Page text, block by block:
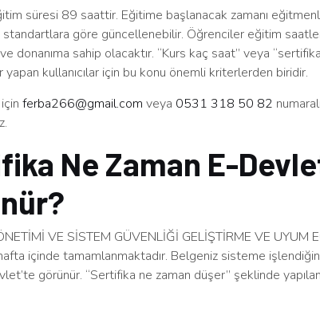
süresi 89 saattir. Eğitime başlanacak zamanı
göre güncellenebilir. Öğrenciler eğitim
donanıma sahip olacaktır. “Kurs kaç saat” veya
yapan kullanıcılar için bu konu önemli kriterlerden biridir.
ferba266@gmail.com veya 0531 318 50 82
Ne Zaman E-
VE SİSTEM GÜVENLİĞİ GELİŞTİRME VE UYUM
içinde tamamlanmaktadır. Belgeniz sisteme
görünür. “Sertifika ne zaman düşer” şeklinde